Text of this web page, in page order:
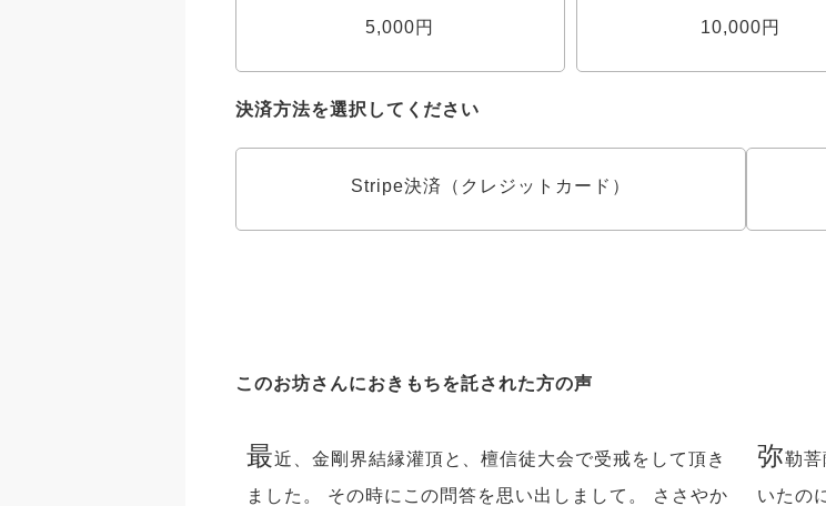
5,000円 10,000円
決済方法を選択してください
Stripe決済（クレジットカード）
このお坊さんにおきもちを託された方の声
最近、金剛界結縁灌頂と、檀信徒大会で受戒をして頂き
ました。 その時にこの問答を思い出しまして。 ささやか
弥勒
いたの